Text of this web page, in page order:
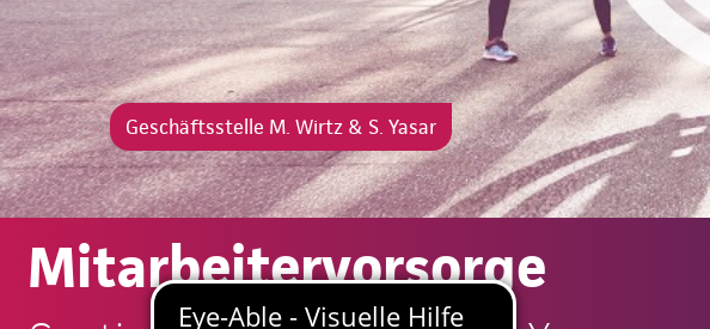
Geschäftsstelle M. Wirtz & S. Yasar
Mitarbeitervorsorge